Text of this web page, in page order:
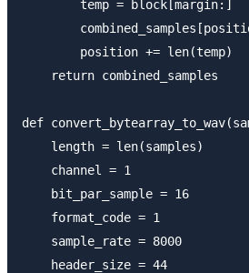
        temp = block[margin:]
        position += len(temp)
    return combined_samples
def
    length = len(samples)
    channel = 1
    bit_par_sample = 16
    format_code = 1
    sample_rate = 8000
    header_size = 44